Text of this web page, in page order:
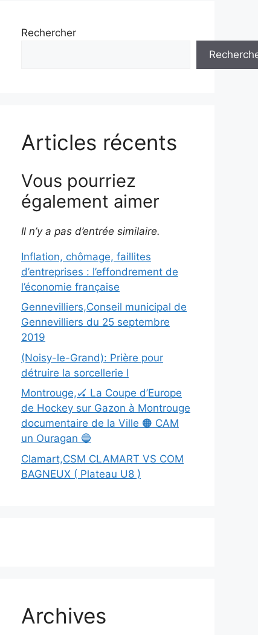
Rechercher
Articles récents
Vous pourriez
également aimer
Il n’y a pas d’entrée similaire.
Inflation, chômage, faillites
d’entreprises : l’effondrement de
l’économie française
Gennevilliers,Conseil municipal de
Gennevilliers du 25 septembre
2019
(Noisy-le-Grand): Prière pour
détruire la sorcellerie l
Montrouge,🏑 La Coupe d’Europe
de Hockey sur Gazon à Montrouge
documentaire de la Ville 🟠 CAM
un Ouragan 🔵
Clamart,CSM CLAMART VS COM
BAGNEUX ( Plateau U8 )
Archives